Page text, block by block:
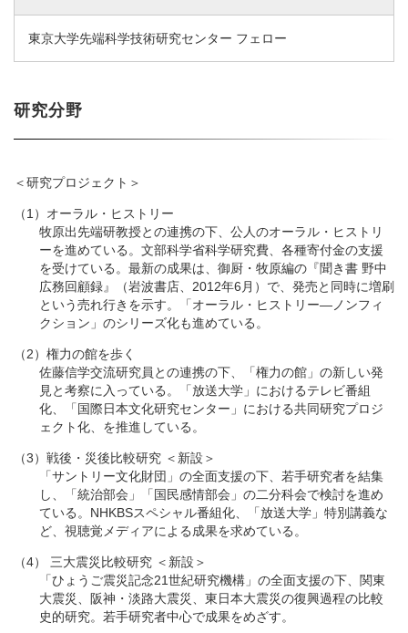
東京大学先端科学技術研究センター フェロー
研究分野
＜研究プロジェクト＞
（1）オーラル・ヒストリー
牧原出先端研教授との連携の下、公人のオーラル・ヒストリ
ーを進めている。文部科学省科学研究費、各種寄付金の支援
を受けている。最新の成果は、御厨・牧原編の『聞き書 野中
広務回顧録』（岩波書店、2012年6月）で、発売と同時に増刷
という売れ行きを示す。「オーラル・ヒストリー―ノンフィ
クション」のシリーズ化も進めている。
（2）権力の館を歩く
佐藤信学交流研究員との連携の下、「権力の館」の新しい発
見と考察に入っている。「放送大学」におけるテレビ番組
化、「国際日本文化研究センター」における共同研究プロジ
ェクト化、を推進している。
（3）戦後・災後比較研究 ＜新設＞
「サントリー文化財団」の全面支援の下、若手研究者を結集
し、「統治部会」「国民感情部会」の二分科会で検討を進め
ている。NHKBSスペシャル番組化、「放送大学」特別講義な
ど、視聴覚メディアによる成果を求めている。
（4） 三大震災比較研究 ＜新設＞
「ひょうご震災記念21世紀研究機構」の全面支援の下、関東
大震災、阪神・淡路大震災、東日本大震災の復興過程の比較
史的研究。若手研究者中心で成果をめざす。